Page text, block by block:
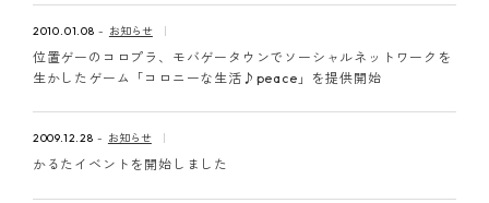
2010.01.08 お知らせ
位置ゲーのコロプラ、モバゲータウンでソーシャルネットワークを
生かしたゲーム「コロニーな生活♪peace」を提供開始
2009.12.28 お知らせ
かるたイベントを開始しました